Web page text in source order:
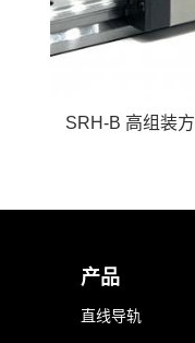
SRH-B 高组装
产品
直线导轨